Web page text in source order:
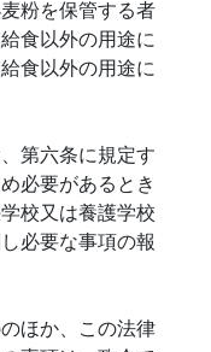
粉を保管する者
食以外の用途に
食以外の用途に
第六条に規定す
必要があるとき
校又は養護学校
必要な事項の報
ほか、この法律